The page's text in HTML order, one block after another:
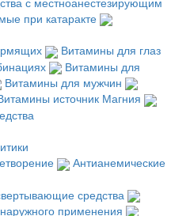
при катаракте
Витамины для глаз
Витамины для
Витамины для мужчин
источник Магния
Антианемические
средства
применения